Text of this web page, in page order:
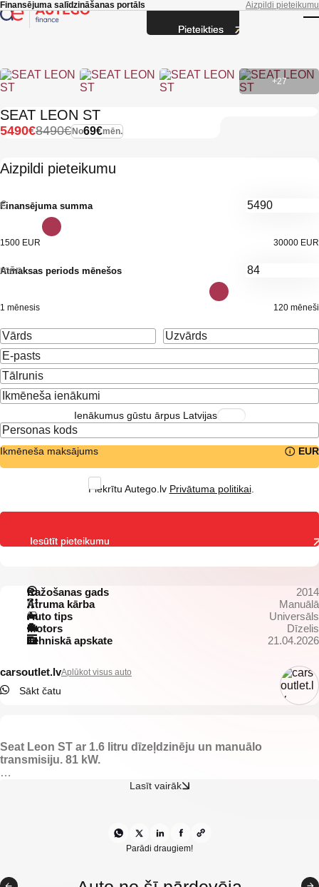
Skip to main content
Finansējuma salīdzināšanas portāls Aizpildi pieteikumu
+27
SEAT LEON ST
No69€mēn.
8490€
5490€
Aizpildi pieteikumu
Finansējuma summa
€
1500 EUR 30000 EUR
Atmaksas periods mēnešos
mēn.
1 mēnesis 120 mēneši
Ienākumus gūstu ārpus Latvijas
Ikmēneša maksājums EUR
Piekrītu Autego.lv Privātuma politikai.
Ražošanas gads
2014
Ātruma kārba
Manuālā
Auto tips
Universāls
Motors
Dīzelis
Tehniskā apskate
21.04.2026
carsoutlet.lvAplūkot visus auto
Sākt čatu
Seat Leon ST ar 1.6 litru dīzeļdzinēju un manuālo
transmisiju. 81 kW.
-Aizmugurējie parkingsensori.
-Lietus sensors.
Lasīt vairāk
Parādi draugiem!